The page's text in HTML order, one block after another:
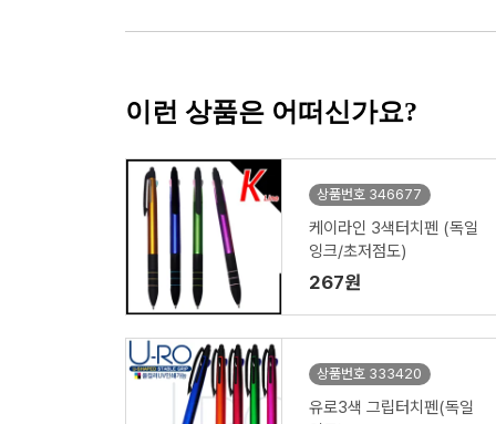
이런 상품은 어떠신가요?
상품번호 346677
케이라인 3색터치펜 (독일
잉크/초저점도)
267원
상품번호 333420
유로3색 그립터치펜(독일